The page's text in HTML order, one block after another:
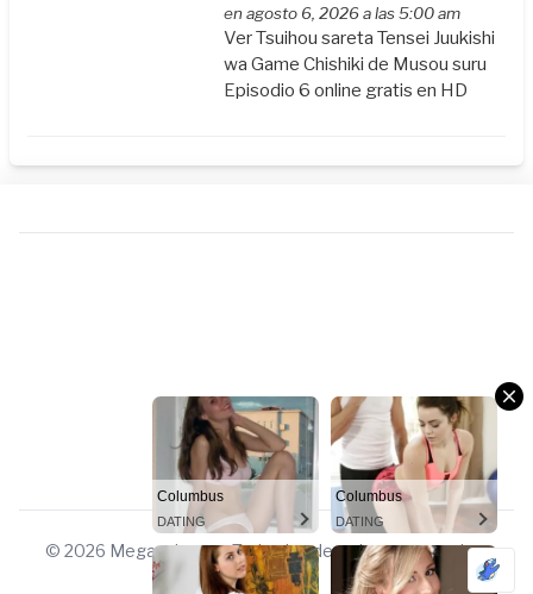
Columbus
DATING
Columbus
DATING
Columbus
DATING
Columbus
DATING
en agosto 6, 2026 a las 5:00 am
Ver Tsuihou sareta Tensei Juukishi
wa Game Chishiki de Musou suru
Episodio 6 online gratis en HD
© 2026 Megauniverso. Todos los derechos reservados.